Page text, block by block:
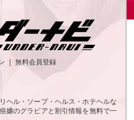
無料会員登録
ヘル・ソープ・ヘルス・ホテヘルな
嬢のグラビアと割引情報を無料で一